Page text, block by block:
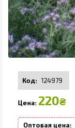
124979
220₴